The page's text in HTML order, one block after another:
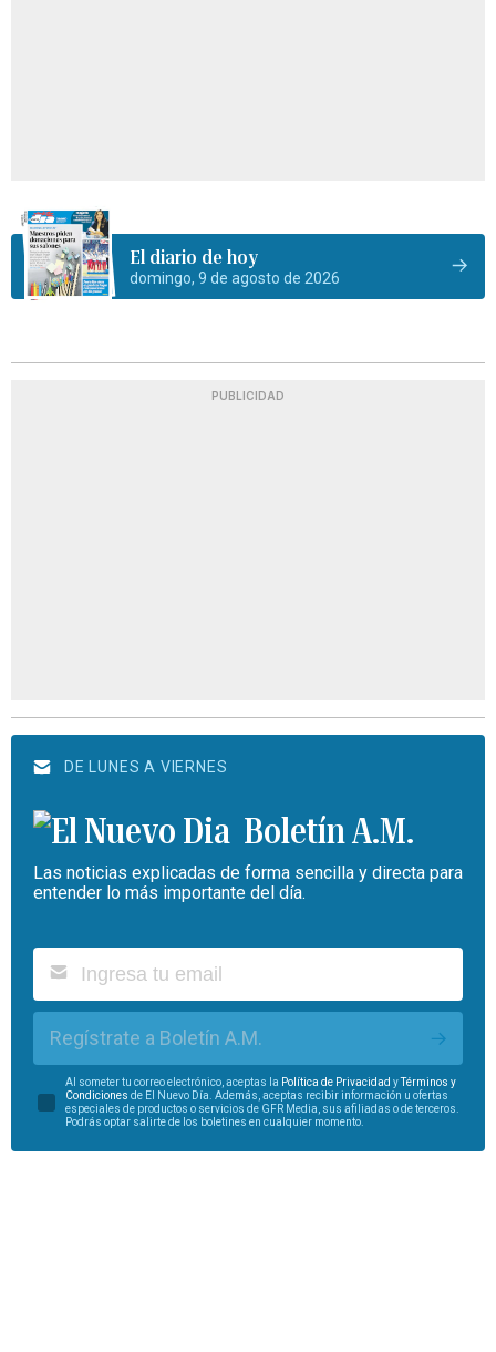
El diario de hoy
domingo, 9 de agosto de 2026
PUBLICIDAD
DE LUNES A VIERNES
Boletín A.M.
Las noticias explicadas de forma sencilla y directa para
entender lo más importante del día.
Regístrate a Boletín A.M.
Al someter tu correo electrónico, aceptas la Política de Privacidad y
Términos y
Condiciones de El Nuevo Día. Además, aceptas recibir información u ofertas
especiales de productos o servicios de GFR Media, sus afiliadas o de terceros.
Podrás optar salirte de los boletines en cualquier momento.